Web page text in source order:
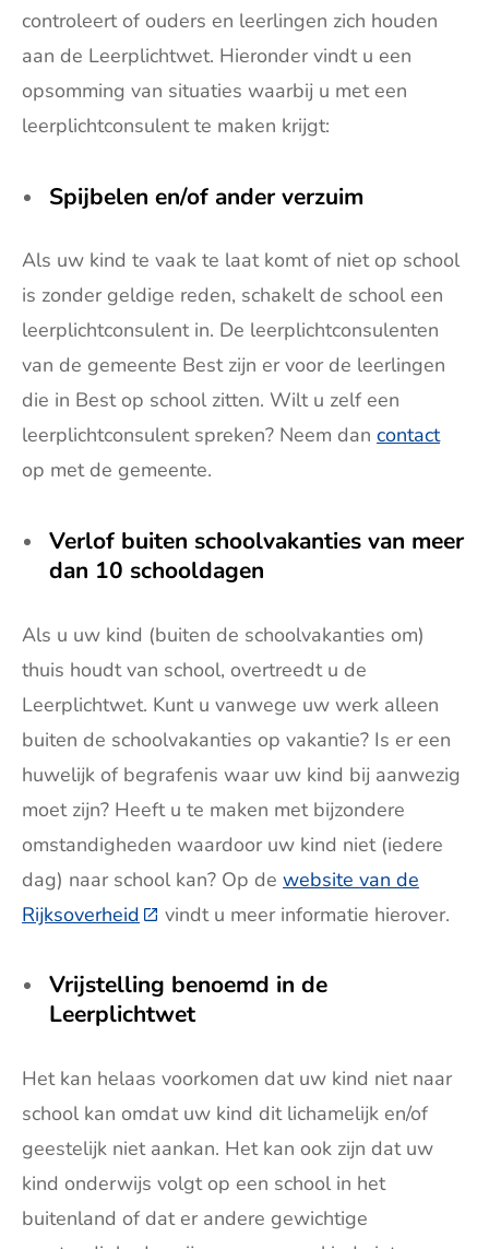
controleert of ouders en leerlingen zich houden
aan de Leerplichtwet. Hieronder vindt u een
opsomming van situaties waarbij u met een
leerplichtconsulent te maken krijgt:
Spijbelen en/of ander verzuim
Als uw kind te vaak te laat komt of niet op school
is zonder geldige reden, schakelt de school een
leerplichtconsulent in. De leerplichtconsulenten
van de gemeente Best zijn er voor de leerlingen
die in Best op school zitten. Wilt u zelf een
leerplichtconsulent spreken? Neem dan contact
op met de gemeente.
Verlof buiten schoolvakanties van meer
dan 10 schooldagen
Als u uw kind (buiten de schoolvakanties om)
thuis houdt van school, overtreedt u de
Leerplichtwet. Kunt u vanwege uw werk alleen
buiten de schoolvakanties op vakantie? Is er een
huwelijk of begrafenis waar uw kind bij aanwezig
moet zijn? Heeft u te maken met bijzondere
omstandigheden waardoor uw kind niet (iedere
dag) naar school kan? Op de website van de
Rijksoverheid (Deze link gaat naar een externe
vindt u meer informatie hierover.
Vrijstelling benoemd in de
Leerplichtwet
Het kan helaas voorkomen dat uw kind niet naar
school kan omdat uw kind dit lichamelijk en/of
geestelijk niet aankan. Het kan ook zijn dat uw
kind onderwijs volgt op een school in het
buitenland of dat er andere gewichtige